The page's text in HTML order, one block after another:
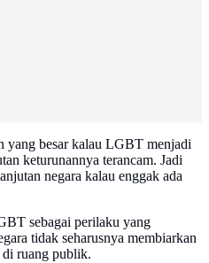
yang besar kalau LGBT menjadi
keturunannya terancam. Jadi
negara kalau enggak ada
sebagai perilaku yang
tidak seharusnya membiarkan
ruang publik.